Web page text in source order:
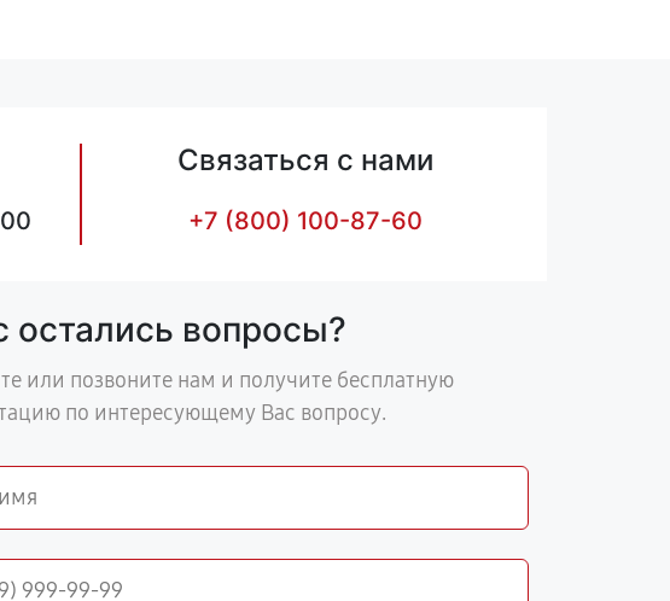
Связаться с нами
+7 (800) 100-87-60
остались вопросы?
или позвоните нам и получите бесплатную
по интересующему Вас вопросу.